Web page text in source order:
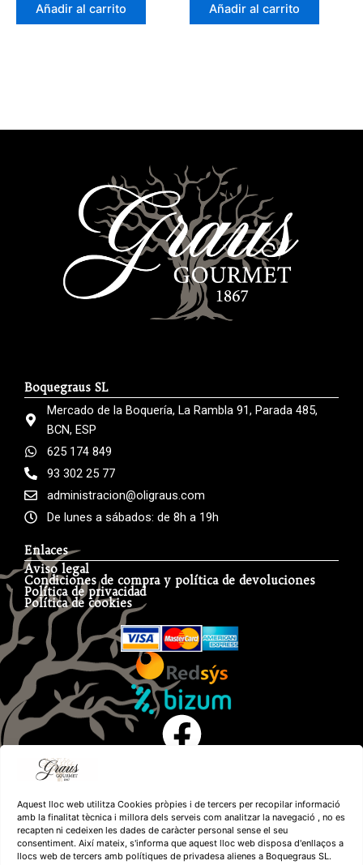
Aquest lloc web utilitza Cookies pròpies i de tercers per recopilar informació
amb la finalitat tècnica i millora dels serveis com analitzar la navegació , no es
recapten ni cedeixen les dades de caràcter personal sense el seu
consentiment. Així mateix, s'informa que aquest lloc web disposa d'enllaços a
llocs web de tercers amb polítiques de privadesa alienes a Boquegraus SL.
Añadir al carrito Añadir al carrito
Boquegraus SL
Mercado de la Boquería, La Rambla 91, Parada 485,
BCN, ESP
625 174 849
93 302 25 77
administracion@oligraus.com
De lunes a sábados: de 8h a 19h
Enlaces
Aviso legal
Condiciones de compra y política de devoluciones
Política de privacidad
Política de cookies